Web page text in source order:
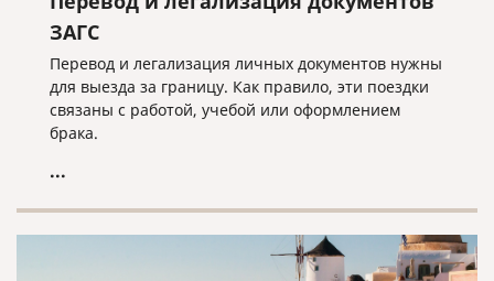
ЗАГС
Перевод и легализация личных документов нужны
для выезда за границу. Как правило, эти поездки
связаны с работой, учебой или оформлением
брака.
...